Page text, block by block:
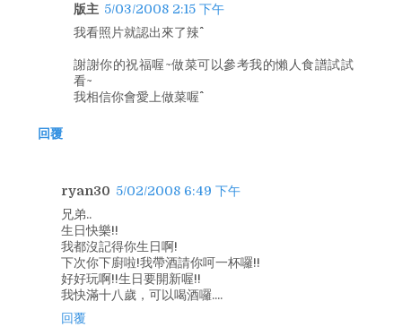
版主 5/03/2008 2:15 下午
我看照片就認出來了辣^^
謝謝你的祝福喔~做菜可以參考我的懶人食譜試試
看~
我相信你會愛上做菜喔^^
回覆
ryan30 5/02/2008 6:49 下午
兄弟..
生日快樂!!
我都沒記得你生日啊!
下次你下廚啦!我帶酒請你呵一杯囉!!
好好玩啊!!生日要開新喔!!
我快滿十八歲，可以喝酒囉....
回覆